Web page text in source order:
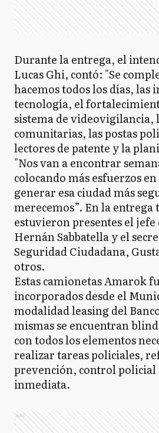
Durante la entrega, el
Lucas Ghi, contó: "Se
hacemos todos los días, las
tecnología, el
sistema de videovigilancia,
comunitarias, las postas
lectores de patente y la
"Nos van a encontrar
colocando más esfuerzos
generar esa ciudad más
merecemos”. En la entrega
estuvieron presentes el jefe
Hernán Sabbatella y el
Seguridad Ciudadana,
otros.
Estas camionetas Amarok
incorporados desde el
modalidad leasing del
mismas se encuentran
con todos los elementos
realizar tareas policiales,
prevención, control policial
inmediata.
Ads